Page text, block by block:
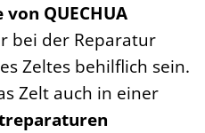
QUECHUA
bei der Reparatur
Zeltes behilflich sein.
Zelt auch in einer